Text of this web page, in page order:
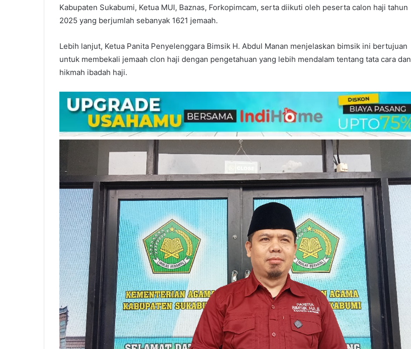
Kabupaten Sukabumi, Ketua MUI, Baznas, Forkopimcam, serta diikuti oleh peserta calon haji tahun
2025 yang berjumlah sebanyak 1621 jemaah.
Lebih lanjut, Ketua Panita Penyelenggara Bimsik H. Abdul Manan menjelaskan bimsik ini bertujuan
untuk membekali jemaah clon haji dengan pengetahuan yang lebih mendalam tentang tata cara dan
hikmah ibadah haji.